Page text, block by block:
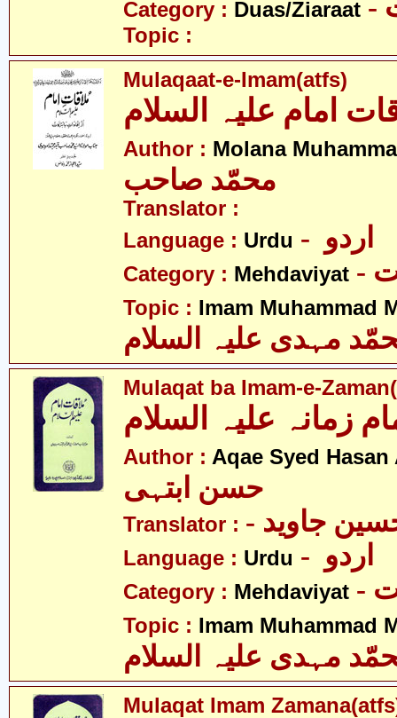
Category : Duas/Ziaraat
Topic :
Mulaqaat-e-Imam(atfs)
امام علیہ السلام
Author : Molana
محمّد صاحب
Translator :
Language : Urdu
Category : Mehdaviyat
Topic : Imam Muhammad
مہدی علیہ السلام
Mulaqat ba Imam-e-
زمانہ علیہ السلام
Author : Aqae Syed
Translator :
Language : Urdu
Category : Mehdaviyat
Topic : Imam Muhammad
مہدی علیہ السلام
Mulaqat Imam